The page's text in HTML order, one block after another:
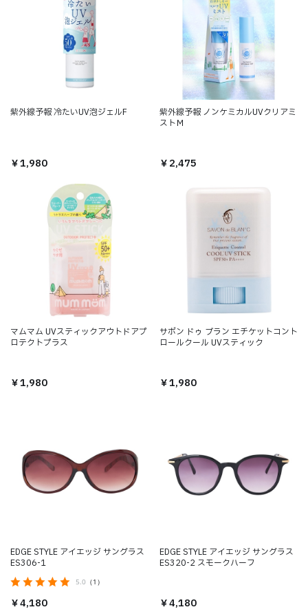
紫外線予報 冷たいUV泡ジェルF
￥1,980
紫外線予報 ノンケミカルUVクリアミ
ストＭ
￥2,475
マムマム UVスティックアウトドアプ
ロテクトプラス
￥1,980
サボン ドゥ ブラン エチケットコント
ロールクール UVスティック
￥1,980
EDGE STYLE アイエッジ サングラス
ES306-1
5.0 （1）
￥4,180
EDGE STYLE アイエッジ サングラス
ES320-2 スモークハーフ
￥4,180